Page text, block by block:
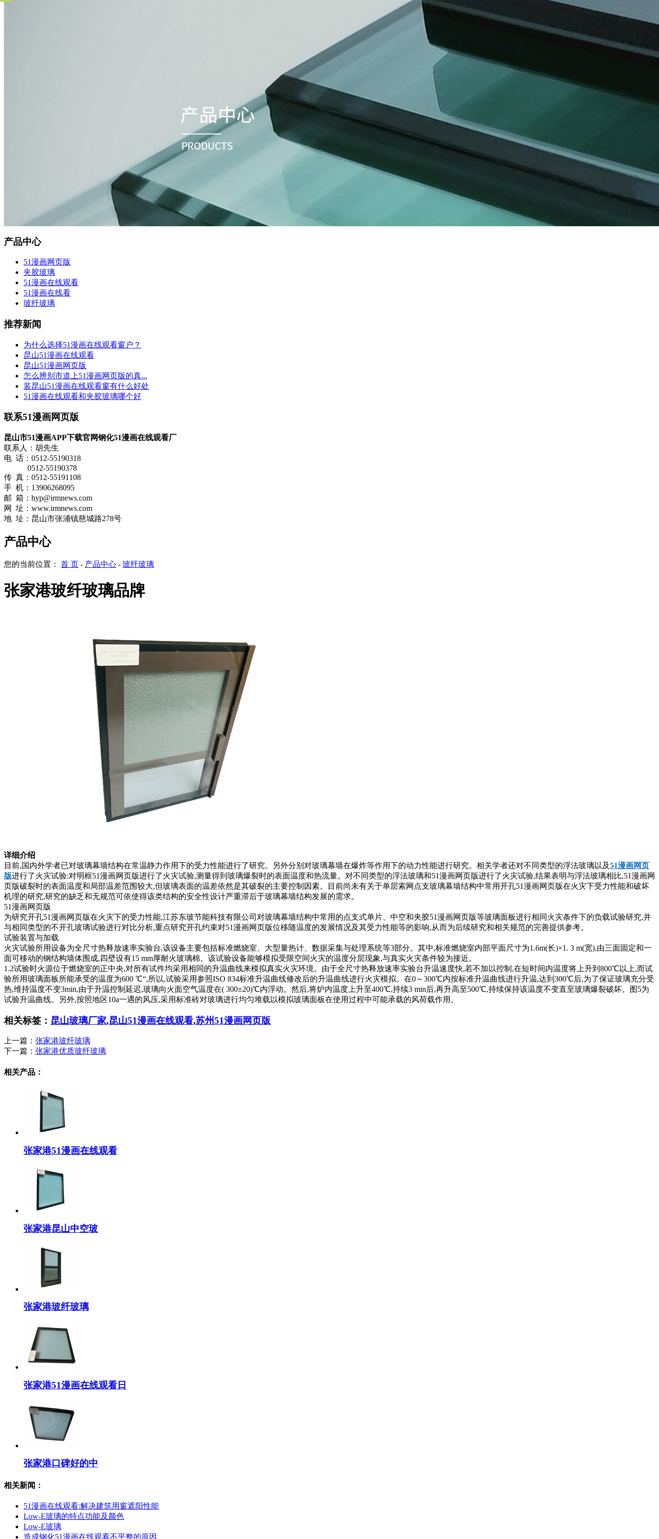
产品中心
51漫画网页版
夹胶玻璃
51漫画在线观看
51漫画在线看
玻纤玻璃
推荐新闻
为什么选择51漫画在线观看窗户？
昆山51漫画在线观看
昆山51漫画网页版
怎么辨别市道上51漫画网页版的真...
装昆山51漫画在线观看窗有什么好处
51漫画在线观看和夹胶玻璃哪个好
联系51漫画网页版
昆山市51漫画APP下载官网钢化51漫画在线观看厂
联系人：胡先生
电 话：0512-55190318
0512-55190378
传 真：0512-55191108
手 机：13906268095
邮 箱：hyp@irmnews.com
网
址： www.irmnews.com
地 址：昆山市张浦镇慈城路278号
产品中心
您的当前位置： 首 页 - 产品中心 - 玻纤玻璃
张家港玻纤玻璃品牌
详细介绍
目前,国内外学者已对玻璃幕墙结构在常温静力作用下的受力性能进行了研究。另外分别对玻璃幕墙在爆炸等作用下的动力性能进行研究。相关学者还对不同类型的浮法玻璃以及51漫画网页
版进行了火灾试验:对明框51漫画网页版进行了火灾试验,测量得到玻璃爆裂时的表面温度和热流量。对不同类型的浮法玻璃和51漫画网页版进行了火灾试验,结果表明与浮法玻璃相比,51漫画网
页版破裂时的表面温度和局部温差范围较大,但玻璃表面的温差依然是其破裂的主要控制因素。目前尚未有关于单层索网点支玻璃幕墙结构中常用开孔51漫画网页版在火灾下受力性能和破坏
机理的研究,研究的缺乏和无规范可依使得该类结构的安全性设计严重滞后于玻璃幕墙结构发展的需求。
51漫画网页版
为研究开孔51漫画网页版在火灾下的受力性能,江苏东玻节能科技有限公司对玻璃幕墙结构中常用的点支式单片、中空和夹胶51漫画网页版等玻璃面板进行相同火灾条件下的负载试验研究,并
与相同类型的不开孔玻璃试验进行对比分析,重点研究开孔约束对51漫画网页版位移随温度的发展情况及其受力性能等的影响,从而为后续研究和相关规范的完善提供参考。
试验装置与加载
火灾试验所用设备为全尺寸热释放速率实验台,该设备主要包括标准燃烧室、大型量热计、数据采集与处理系统等3部分。其中,标准燃烧室内部平面尺寸为1.6m(长)×1. 3 m(宽),由三面固定和一
面可移动的钢结构墙体围成,四壁设有15 mm厚耐火玻璃棉。该试验设备能够模拟受限空间火灾的温度分层现象,与真实火灾条件较为接近。
1.2试验时火源位于燃烧室的正中央,对所有试件均采用相同的升温曲线来模拟真实火灾环境。由于全尺寸热释放速率实验台升温速度快,若不加以控制,在短时间内温度将上升到800℃以上,而试
验所用玻璃面板所能承受的温度为600 ℃“,所以,试验采用参照ISO 834标准升温曲线修改后的升温曲线进行火灾模拟。在0～300℃内按标准升温曲线进行升温,达到300℃后,为了保证玻璃充分受
热,维持温度不变3min,由于升温控制延迟,玻璃向火面空气温度在( 300±20)℃内浮动。然后,将炉内温度上升至400℃,持续3 min后,再升高至500℃,持续保持该温度不变直至玻璃爆裂破坏。图5为
试验升温曲线。另外,按照地区10a一遇的风压,采用标准砖对玻璃进行均匀堆载以模拟玻璃面板在使用过程中可能承载的风荷载作用。
相关标签： 昆山玻璃厂家,昆山51漫画在线观看,苏州51漫画网页版
上一篇： 张家港玻纤玻璃
下一篇： 张家港优质玻纤玻璃
相关产品：
张家港51漫画在线观看
张家港昆山中空玻
张家港玻纤玻璃
张家港51漫画在线观看日
张家港口碑好的中
相关新闻：
51漫画在线观看:解决建筑用窗遮阳性能
Low-E玻璃的特点功能及颜色
Low-E玻璃
造成钢化51漫画在线观看不平整的原因